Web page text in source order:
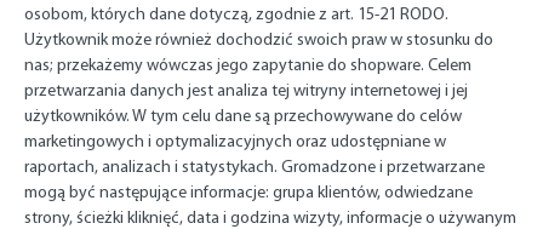
osobom, których dane dotyczą, zgodnie z art. 15-21 RODO.
Użytkownik może również dochodzić swoich praw w stosunku do
nas; przekażemy wówczas jego zapytanie do shopware. Celem
przetwarzania danych jest analiza tej witryny internetowej i jej
użytkowników. W tym celu dane są przechowywane do celów
marketingowych i optymalizacyjnych oraz udostępniane w
raportach, analizach i statystykach. Gromadzone i przetwarzane
mogą być następujące informacje: grupa klientów, odwiedzane
strony, ścieżki kliknięć, data i godzina wizyty, informacje o używanym